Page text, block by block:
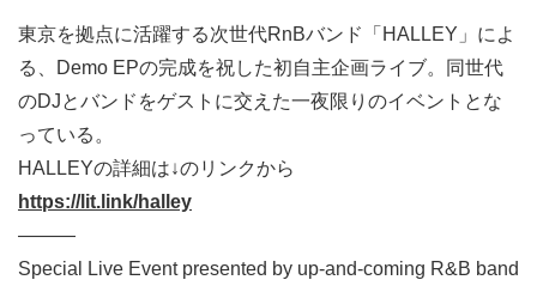
東京を拠点に活躍する次世代RnBバンド「HALLEY」によ
る、Demo EPの完成を祝した初自主企画ライブ。同世代
のDJとバンドをゲストに交えた一夜限りのイベントとな
っている。
HALLEYの詳細は↓のリンクから
https://lit.link/halley
———
Special Live Event presented by up-and-coming R&B band